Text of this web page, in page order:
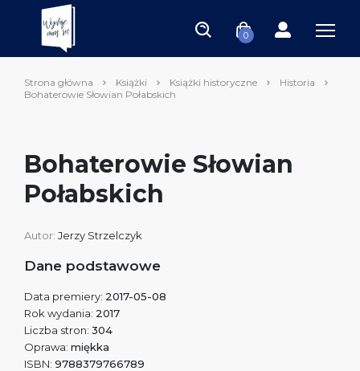
0
Strona główna Książki Książki historyczne
Historia
Bohaterowie Słowian Połabskich
Bohaterowie Słowian
Połabskich
Autor: Jerzy Strzelczyk
Dane podstawowe
Data premiery: 2017-05-08
Rok wydania: 2017
Liczba stron: 304
Oprawa: miękka
ISBN: 9788379766789